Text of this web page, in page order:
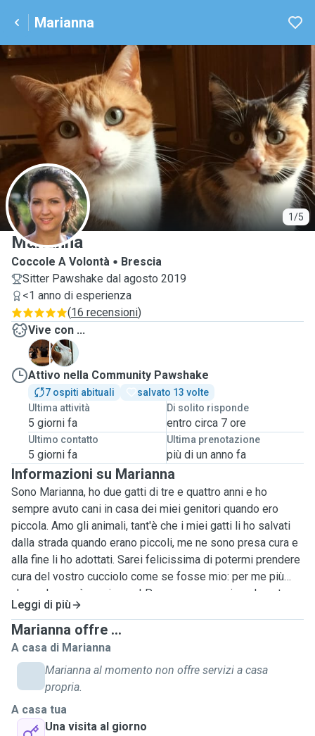
Marianna
1/5
M
Marianna
Coccole A Volontà
Brescia
Sitter Pawshake dal agosto 2019
<1 anno di esperienza
(16 recensioni)
Vive con ...
M
M
Attivo nella Community Pawshake
7 ospiti abituali
salvato 13 volte
Ultima attività
5 giorni fa
Di solito risponde
entro circa 7 ore
Ultimo contatto
5 giorni fa
Ultima prenotazione
più di un anno fa
Informazioni su Marianna
Sono Marianna, ho due gatti di tre e quattro anni e ho
sempre avuto cani in casa dei miei genitori quando ero
piccola. Amo gli animali, tant'è che i miei gatti li ho salvati
dalla strada quando erano piccoli, me ne sono presa cura e
alla fine li ho adottati. Sarei felicissima di potermi prendere
cura del vostro cucciolo come se fosse mio: per me più
che un lavoro è un piacere! Posso passare giornalmente
presso il vostro domicilio per dare da mangiare, cambiare
l'acqua e pulire la lettiera del vostro gatto, oltre a farlo
giocare e fargli tante coccole, oppure per far fare una
passeggiata al vostro cane, o portarlo nelle sgambatoie o
al parco per farlo giocare. Non posso tenere in casa altri
animali perché ho già i miei due gatti e il maschio è un po'
aggressivo con gli altri gatti ed entrambi hanno molta paura
dei cani, ma abito vicina al centro di Brescia e quindi posso
Leggi di più
Marianna offre ...
A casa di Marianna
Marianna al momento non offre servizi a casa
propria.
A casa tua
Una visita al giorno